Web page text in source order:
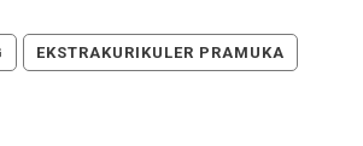
EKSTRAKURIKULER PRAMUKA